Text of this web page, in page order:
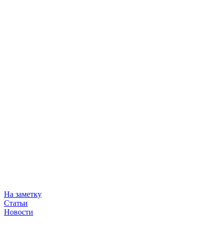
На заметку
Статьи
Новости